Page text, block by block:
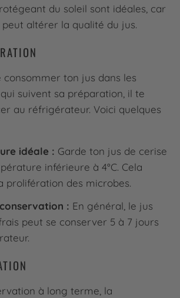
du soleil sont idéales, car
altérer la qualité du jus.
consommer ton jus dans les
suivent sa préparation, il te
au réfrigérateur. Voici quelques
idéale : Garde ton jus de cerise
inférieure à 4°C. Cela
prolifération des microbes.
: En général, le jus
peut se conserver 5 à 7 jours
à long terme, la